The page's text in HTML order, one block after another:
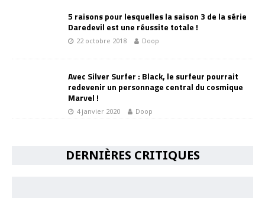
5 raisons pour lesquelles la saison 3 de la série
Daredevil est une réussite totale !
22 octobre 2018 Doop
Avec Silver Surfer : Black, le surfeur pourrait
redevenir un personnage central du cosmique
Marvel !
4 janvier 2020 Doop
DERNIÈRES CRITIQUES